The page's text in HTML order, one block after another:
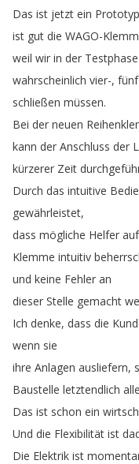
Das ist jetzt ein Prototyp
ist gut die WAGO-
weil wir in der Testphase
wahrscheinlich vier-,
schließen müssen.
Bei der neuen
kann der Anschluss der
kürzerer Zeit
Durch das intuitive
gewährleistet,
dass mögliche Helfer auf
Klemme intuitiv
und keine Fehler an
dieser Stelle gemacht
Ich denke, dass die
wenn sie
ihre Anlagen ausliefern,
Baustelle letztendlich
Das ist schon ein
Und die Flexibilität ist
Die Elektrik ist